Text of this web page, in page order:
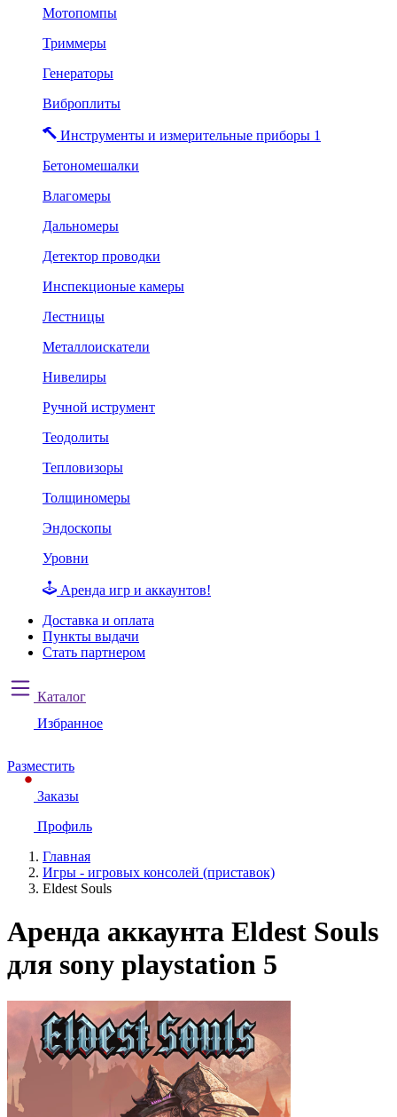
Мотопомпы
Триммеры
Генераторы
Виброплиты
Инструменты и измерительные приборы 1
Бетономешалки
Влагомеры
Дальномеры
Детектор проводки
Инспекционые камеры
Лестницы
Металлоискатели
Нивелиры
Ручной иструмент
Теодолиты
Тепловизоры
Толщиномеры
Эндоскопы
Уровни
Аренда игр и аккаунтов!
Доставка и оплата
Пункты выдачи
Стать партнером
Каталог
Избранное
Разместить
Заказы
Профиль
Главная
Игры - игровых консолей (приставок)
Eldest Souls
Аренда аккаунта Eldest Souls
для sony playstation 5